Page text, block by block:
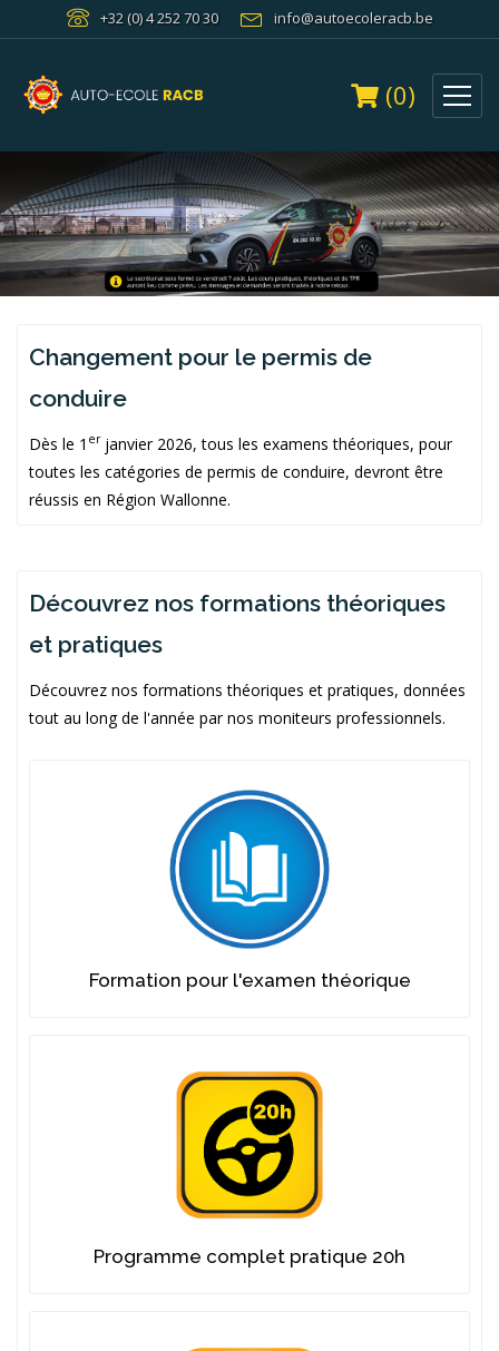
+32 (0) 4 252 70 30 info@autoecoleracb.be
(0)
Changement pour le permis de
conduire
Dès le 1 erjanvier 2026, tous les examens théoriques, pour
toutes les catégories de permis de conduire, devront être
réussis en Région Wallonne.
Découvrez nos formations théoriques
et pratiques
Découvrez nos formations théoriques et pratiques, données
tout au long de l'année par nos moniteurs professionnels.
Formation pour l'examen théorique
Programme complet pratique 20h